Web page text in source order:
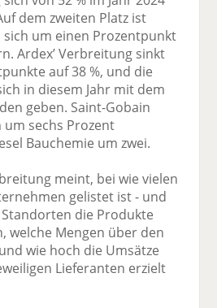
dem zweiten Platz ist
sich um einen Prozentpunkt
Ardex’ Verbreitung sinkt
auf 38 %, und die
in diesem Jahr mit dem
geben. Saint-Gobain
sechs Prozent
Bauchemie um zwei.
meint, bei wie vielen
gelistet ist - und
die Produkte
welche Mengen über den
wie hoch die Umsätze
Lieferanten erzielt